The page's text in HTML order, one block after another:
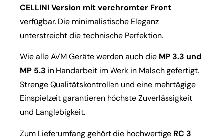
CELLINI Version mit verchromter Front
verfügbar. Die minimalistische Eleganz
unterstreicht die technische Perfektion.
Wie alle AVM Geräte werden auch die MP 3.3 und
MP 5.3 in Handarbeit im Werk in Malsch gefertigt.
Strenge Qualitätskontrollen und eine mehrtägige
Einspielzeit garantieren höchste Zuverlässigkeit
und Langlebigkeit.
Zum Lieferumfang gehört die hochwertige RC 3